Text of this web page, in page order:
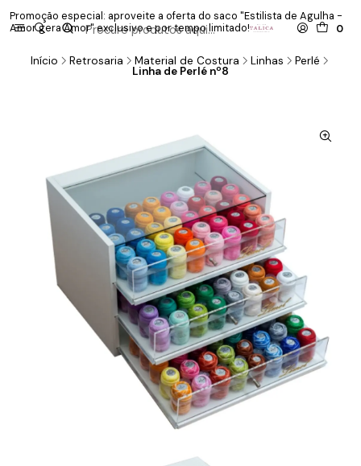
0
Promoção especial: aproveite a oferta do saco "Estilista de Agulha -
Amor gera Amor" exclusivo e por tempo limitado!
Início Retrosaria Material de Costura Linhas Perlé
Linha de Perlé nº8